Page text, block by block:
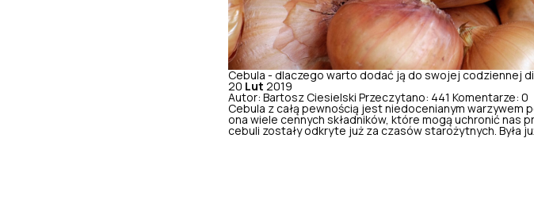
Cebula - dlaczego warto dodać ją do swojej codziennej
20 Lut 2019
Autor: Bartosz Ciesielski Przeczytano: 441 Komentarze: 0
Cebula z całą pewnością jest niedocenianym warzywem
ona wiele cennych składników, które mogą uchronić nas
cebuli zostały odkryte już za czasów starożytnych. Była już